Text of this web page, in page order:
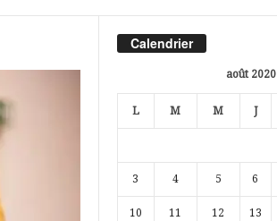
Calendrier
août 2020
L M M J
3 4 5 6
10 11 12 13